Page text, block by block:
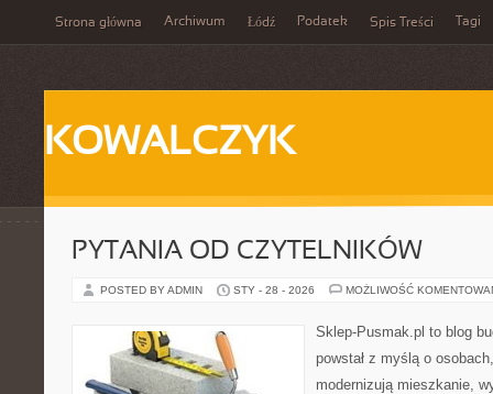
Strona główna Archiwum Łódź Podatek Spis Treści Tagi
KOWALCZYK
PYTANIA OD CZYTELNIKÓW
POSTED BY ADMIN STY - 28 - 2026 MOŻLIWOŚĆ
Sklep-Pusmak.pl to blog
powstał z myślą o
modernizują mieszkanie,